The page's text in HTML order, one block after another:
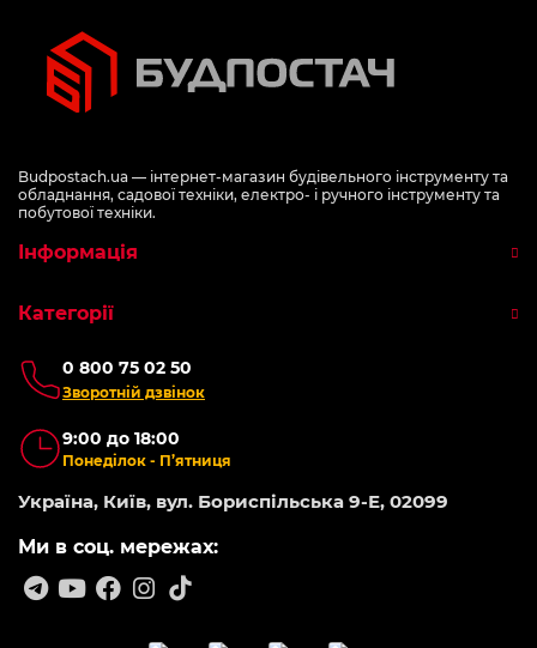
Budpostach.ua — інтернет-магазин будівельного інструменту та
обладнання, садової техніки, електро- і ручного інструменту та
побутової техніки.
0 800 75 02 50
Зворотній дзвінок
9:00 до 18:00
Понеділок - П’ятниця
Україна, Київ, вул. Бориспільська 9-Е, 02099
Ми в соц. мережах:
Інформація
Категорії